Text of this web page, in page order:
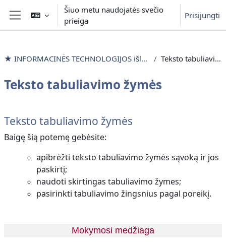
Pereiti į pagrindinį turinį
Šoninis skydelis
Šiuo metu naudojatės svečio
prieiga
Prisijungti
★ INFORMACINĖS TECHNOLOGIJOS išlyginamieji mokymai Teksto tabuliavimo žymės
Teksto tabuliavimo žymės
Dalies kontūras
Teksto tabuliavimo žymės
Baigę šią potemę gebėsite:
apibrėžti teksto tabuliavimo žymės sąvoką ir jos
paskirtį;
naudoti skirtingas tabuliavimo žymes;
pasirinkti tabuliavimo žingsnius pagal poreikį.
Mokymosi medžiaga